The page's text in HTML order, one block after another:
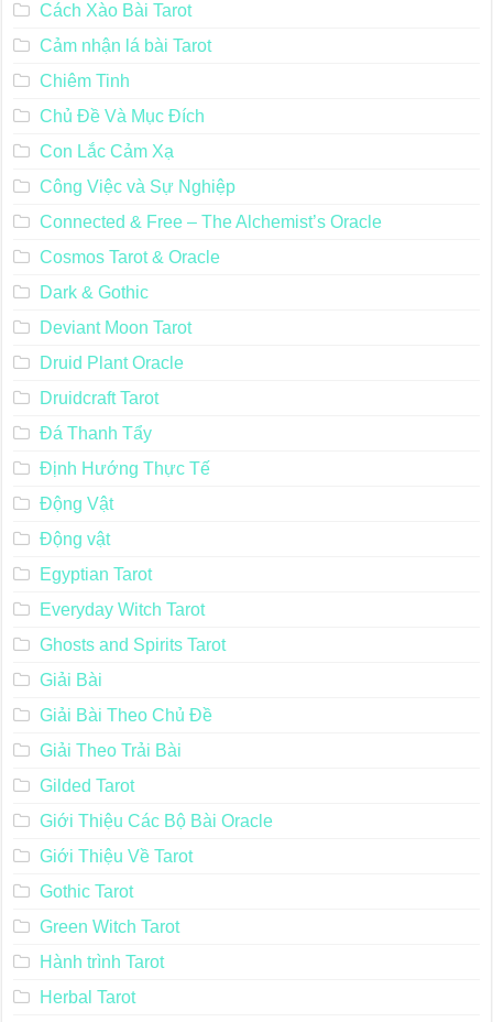
Cách Xào Bài Tarot
Cảm nhận lá bài Tarot
Chiêm Tinh
Chủ Đề Và Mục Đích
Con Lắc Cảm Xạ
Công Việc và Sự Nghiệp
Connected & Free – The Alchemist’s Oracle
Cosmos Tarot & Oracle
Dark & Gothic
Deviant Moon Tarot
Druid Plant Oracle
Druidcraft Tarot
Đá Thanh Tẩy
Định Hướng Thực Tế
Động Vật
Động vật
Egyptian Tarot
Everyday Witch Tarot
Ghosts and Spirits Tarot
Giải Bài
Giải Bài Theo Chủ Đề
Giải Theo Trải Bài
Gilded Tarot
Giới Thiệu Các Bộ Bài Oracle
Giới Thiệu Về Tarot
Gothic Tarot
Green Witch Tarot
Hành trình Tarot
Herbal Tarot